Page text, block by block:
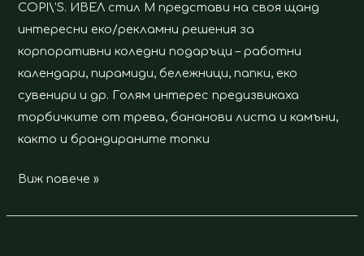
COPI\’S. ИВЕЛ стил М представи на своя щанд
интересни еко/рекламни решения за
корпоративни коледни подаръци – работни
календари, пирамиди, бележници, папки, еко
сувенири и др. Голям интерес предизвикаха
торбичките от трева, бананови листа и камъни,
както и брандираните топки
Виж повече »